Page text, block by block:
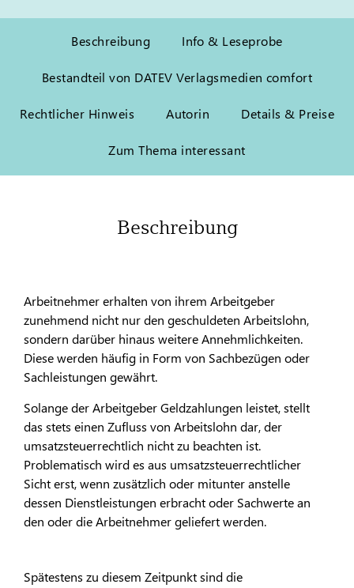
Beschreibung Info & Leseprobe
Bestandteil von DATEV Verlagsmedien comfort
Rechtlicher Hinweis Autorin Details & Preise
Zum Thema interessant
Beschreibung
Arbeitnehmer erhalten von ihrem Arbeitgeber
zunehmend nicht nur den geschuldeten Arbeitslohn,
sondern darüber hinaus weitere Annehmlichkeiten.
Diese werden häufig in Form von Sachbezügen oder
Sachleistungen gewährt.
Solange der Arbeitgeber Geldzahlungen leistet, stellt
das stets einen Zufluss von Arbeitslohn dar, der
umsatzsteuerrechtlich nicht zu beachten ist.
Problematisch wird es aus umsatzsteuerrechtlicher
Sicht erst, wenn zusätzlich oder mitunter anstelle
dessen Dienstleistungen erbracht oder Sachwerte an
den oder die Arbeitnehmer geliefert werden.
Spätestens zu diesem Zeitpunkt sind die